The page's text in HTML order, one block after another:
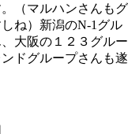
（マルハンさんもグ
ね）新潟のN-1グル
大阪の１２３グルー
ドグループさんも遂